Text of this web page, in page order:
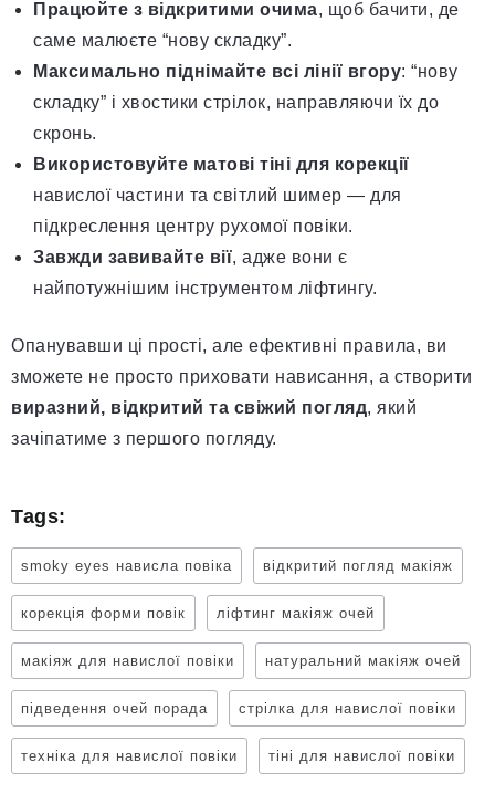
Працюйте з відкритими очима, щоб бачити, де
саме малюєте “нову складку”.
Максимально піднімайте всі лінії вгору: “нову
складку” і хвостики стрілок, направляючи їх до
скронь.
Використовуйте матові тіні для корекції
навислої частини та світлий шимер — для
підкреслення центру рухомої повіки.
Завжди завивайте вії, адже вони є
найпотужнішим інструментом ліфтингу.
Опанувавши ці прості, але ефективні правила, ви
зможете не просто приховати нависання, а створити
виразний, відкритий та свіжий погляд, який
зачіпатиме з першого погляду.
Tags:
smoky eyes нависла повіка відкритий погляд макіяж
корекція форми повік ліфтинг макіяж очей
макіяж для навислої повіки натуральний макіяж очей
підведення очей порада стрілка для навислої повіки
техніка для навислої повіки тіні для навислої повіки